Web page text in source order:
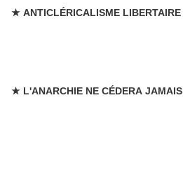
★ ANTICLÉRICALISME LIBERTAIRE
★ L'ANARCHIE NE CÉDERA JAMAIS